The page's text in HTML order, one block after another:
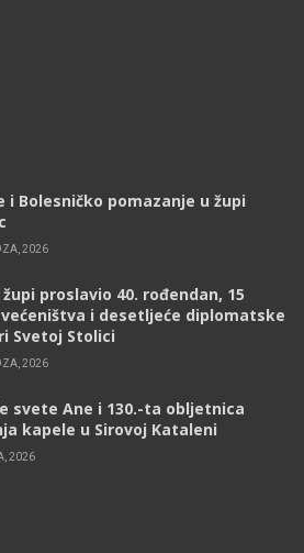
i Bolesničko pomazanje u župi
2026
proslavio 40. rođendan, 15
i desetljeće diplomatske
Svetoj Stolici
2026
svete Ane i 130.-ta obljetnica
kapele u Sirovoj Kataleni
2026